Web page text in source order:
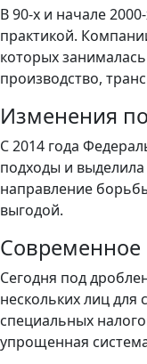
В 90-х и начале
практикой.
которых
производство,
Изменения
С 2014 года
подходы и
направление
выгодой.
Сегодня под
нескольких лиц для
специальных
упрощенная